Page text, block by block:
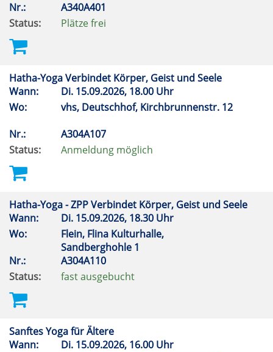
Nr.:
A340A401
Status:
Plätze frei
Hatha-Yoga Verbindet Körper, Geist und Seele
Wann:
Di. 15.09.2026, 18.00 Uhr
Wo:
vhs, Deutschhof, Kirchbrunnenstr. 12
Nr.:
A304A107
Status:
Anmeldung möglich
Hatha-Yoga - ZPP Verbindet Körper, Geist und Seele
Wann:
Di. 15.09.2026, 18.30 Uhr
Wo:
Flein, Flina Kulturhalle,
Sandberghohle 1
Nr.:
A304A110
Status:
fast ausgebucht
Sanftes Yoga für Ältere
Wann:
Di. 15.09.2026, 16.00 Uhr